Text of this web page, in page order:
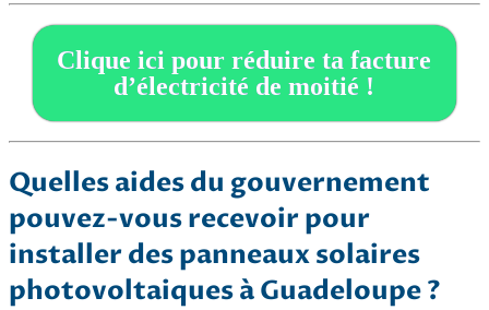
Clique ici pour réduire ta facture
d’électricité de moitié !
Quelles aides du gouvernement
pouvez-vous recevoir pour
installer des panneaux solaires
photovoltaiques à Guadeloupe ?